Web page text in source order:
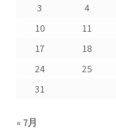
3
4
10
11
17
18
24
25
31
« 7月